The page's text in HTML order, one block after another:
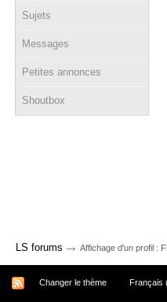
Sujets
Messages
Petites annonces
Shoutbox
LS forums → Affichage d'un profil :
Changer le thème Français